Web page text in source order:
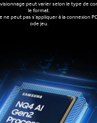
visionnage peut varier selon le type de
le format.
ne peut pas s’appliquer à la connexion
ode jeu.